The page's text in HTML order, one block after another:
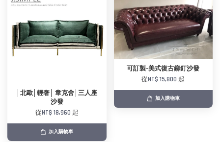
│北歐│輕奢│ 韋克舍│三人座
沙發
從NT$ 18,960 起
加入購物車
可訂製-美式復古鉚釘沙發
從NT$ 15,800 起
加入購物車